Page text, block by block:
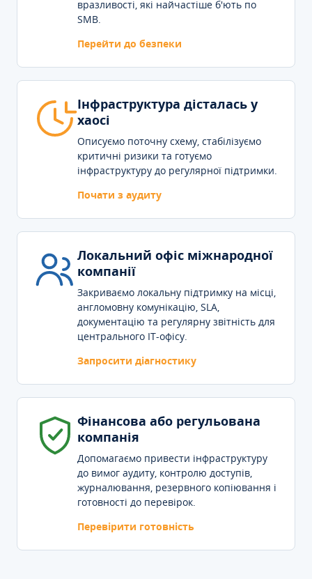
вразливості, які найчастіше б'ють по
SMB.
Перейти до безпеки
Інфраструктура дісталась у
хаосі
Описуємо поточну схему, стабілізуємо
критичні ризики та готуємо
інфраструктуру до регулярної підтримки.
Почати з аудиту
Локальний офіс міжнародної
компанії
Закриваємо локальну підтримку на місці,
англомовну комунікацію, SLA,
документацію та регулярну звітність для
центрального IT-офісу.
Запросити діагностику
Фінансова або регульована
компанія
Допомагаємо привести інфраструктуру
до вимог аудиту, контролю доступів,
журналювання, резервного копіювання і
готовності до перевірок.
Перевірити готовність